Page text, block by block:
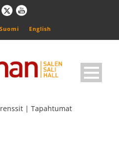
Suomi English
| Tapahtumat